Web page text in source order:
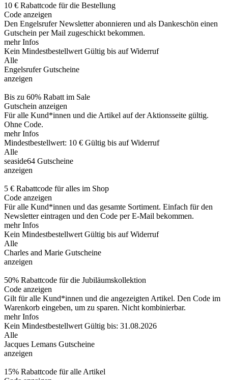
10 € Rabattcode für die Bestellung
Code anzeigen
Den Engelsrufer Newsletter abonnieren und als Dankeschön einen
Gutschein per Mail zugeschickt bekommen.
mehr Infos
Kein Mindestbestellwert Gültig bis auf Widerruf
Alle
Engelsrufer Gutscheine
anzeigen
Bis zu 60% Rabatt im Sale
Gutschein anzeigen
Für alle Kund*innen und die Artikel auf der Aktionsseite gültig.
Ohne Code.
mehr Infos
Mindestbestellwert: 10 € Gültig bis auf Widerruf
Alle
seaside64 Gutscheine
anzeigen
5 € Rabattcode für alles im Shop
Code anzeigen
Für alle Kund*innen und das gesamte Sortiment. Einfach für den
Newsletter eintragen und den Code per E-Mail bekommen.
mehr Infos
Kein Mindestbestellwert Gültig bis auf Widerruf
Alle
Charles and Marie Gutscheine
anzeigen
50% Rabattcode für die Jubiläumskollektion
Code anzeigen
Gilt für alle Kund*innen und die angezeigten Artikel. Den Code im
Warenkorb eingeben, um zu sparen. Nicht kombinierbar.
mehr Infos
Kein Mindestbestellwert Gültig bis: 31.08.2026
Alle
Jacques Lemans Gutscheine
anzeigen
15% Rabattcode für alle Artikel